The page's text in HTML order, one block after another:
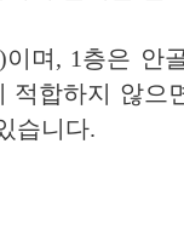
며, 1층은 안
적합하지 않으
습니다.